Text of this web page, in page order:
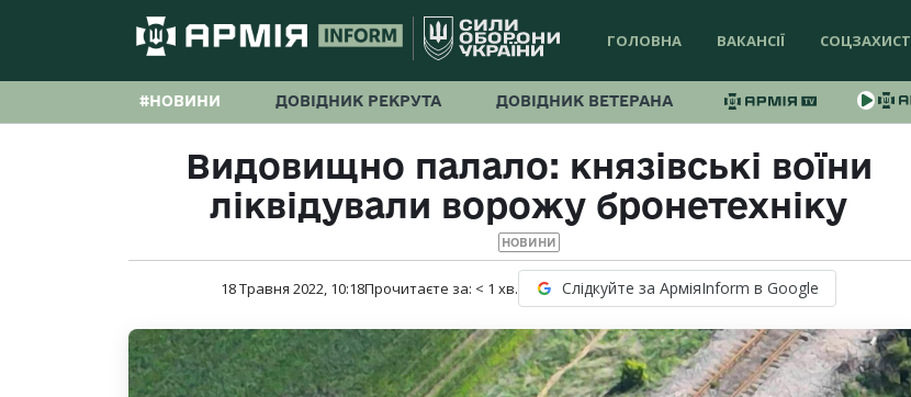
ГОЛОВНА ВАКАНСІЇ СОЦЗАХИСТ
#НОВИНИ ДОВІДНИК РЕКРУТА ДОВІДНИК ВЕТЕРАНА
Видовищно палало: князівські воїни
ліквідували ворожу бронетехніку
НОВИНИ
18 Травня 2022, 10:18Прочитаєте за: < 1 хв. Слідкуйте за АрміяInform в Google